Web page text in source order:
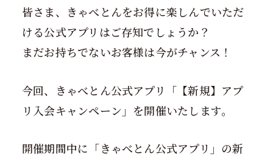
皆さま、きゃべとんをお得に楽しんでいただ
ける公式アプリはご存知でしょうか？
まだお持ちでないお客様は今がチャンス！
今回、きゃべとん公式アプリ「【新規】アプ
リ入会キャンペーン」を開催いたします。
開催期間中に「きゃべとん公式アプリ」の新